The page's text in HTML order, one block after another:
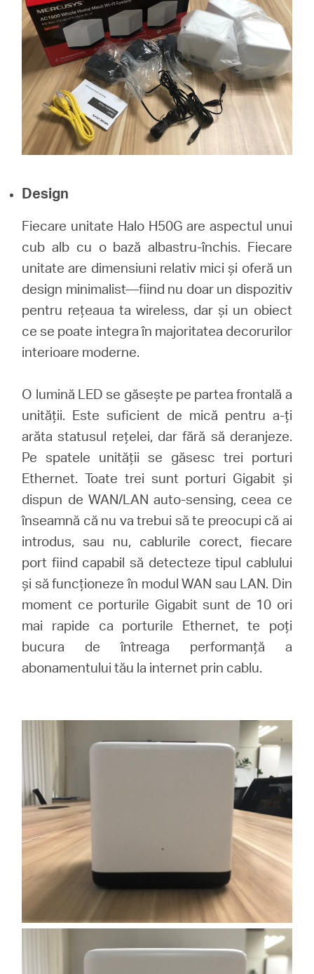
Design
Fiecare unitate Halo H50G are aspectul unui
cub alb cu o bază albastru-închis. Fiecare
unitate are dimensiuni relativ mici și oferă un
design minimalist—fiind nu doar un dispozitiv
pentru rețeaua ta wireless, dar și un obiect
ce se poate integra în majoritatea decorurilor
interioare moderne.
O lumină LED se găsește pe partea frontală a
unității. Este suficient de mică pentru a-ți
arăta statusul rețelei, dar fără să deranjeze.
Pe spatele unității se găsesc trei porturi
Ethernet. Toate trei sunt porturi Gigabit și
dispun de WAN/LAN auto-sensing, ceea ce
înseamnă că nu va trebui să te preocupi că ai
introdus, sau nu, cablurile corect, fiecare
port fiind capabil să detecteze tipul cablului
și să funcționeze în modul WAN sau LAN. Din
moment ce porturile Gigabit sunt de 10 ori
mai rapide ca porturile Ethernet, te poți
bucura de întreaga performanță a
abonamentului tău la internet prin cablu.